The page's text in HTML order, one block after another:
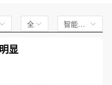
全文 智能排序
显